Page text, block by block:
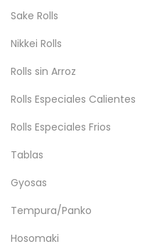
Sake Rolls
Nikkei Rolls
Rolls sin Arroz
Rolls Especiales Calientes
Rolls Especiales Frios
Tablas
Gyosas
Tempura/Panko
Hosomaki